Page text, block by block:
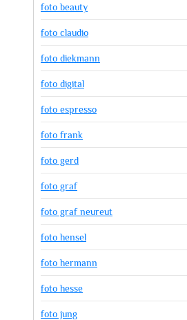
foto beauty
foto claudio
foto diekmann
foto digital
foto espresso
foto frank
foto gerd
foto graf
foto graf neureut
foto hensel
foto hermann
foto hesse
foto jung